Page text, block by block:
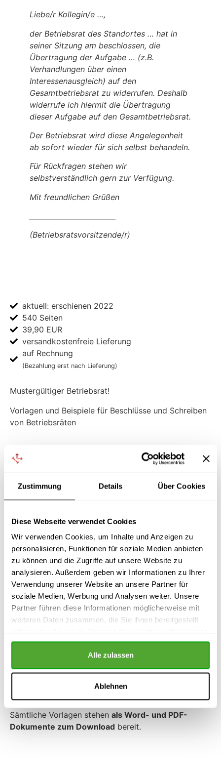
Zustimmung Details Über Cookies
Diese Webseite verwendet Cookies
Wir verwenden Cookies, um Inhalte und Anzeigen zu
personalisieren, Funktionen für soziale Medien anbieten
zu können und die Zugriffe auf unsere Website zu
analysieren. Außerdem geben wir Informationen zu Ihrer
Verwendung unserer Website an unsere Partner für
soziale Medien, Werbung und Analysen weiter. Unsere
Partner führen diese Informationen möglicherweise mit
weiteren Daten zusammen, die Sie ihnen bereitgestellt
gesammelt haben.
Alle zulassen
Ablehnen
Liebe/r Kollegin/e …,
der Betriebsrat des Standortes … hat in
seiner Sitzung am beschlossen, die
Übertragung der Aufgabe … (z.B.
Verhandlungen über einen
Interessenausgleich) auf den
Gesamtbetriebsrat zu widerrufen. Deshalb
widerrufe ich hiermit die Übertragung
dieser Aufgabe auf den Gesamtbetriebsrat.
Der Betriebsrat wird diese Angelegenheit
ab sofort wieder für sich selbst behandeln.
Für Rückfragen stehen wir
selbstverständlich gern zur Verfügung.
Mit freundlichen Grüßen
(Betriebsratsvorsitzende/r)
aktuell: erschienen 2022
540 Seiten
39,90 EUR
versandkostenfreie Lieferung
auf Rechnung
(Bezahlung erst nach Lieferung)
Mustergültiger Betriebsrat!
Vorlagen und Beispiele für Beschlüsse und Schreiben
von Betriebsräten
von Dr. jur. Henning Kluge
Betriebsratsarbeit besteht häufig aus Schreibarbeit.
Um diese zu erleichtern, finden Betriebsräte in
Betriebsrats.
Dieses Buch ist in verschiedene Themenbereiche
untergliedert, in denen die einzelnen Vorlagen zu
einem Thema sinnvoll zusammengefasst sind. Über
ein umfangreiches Paragrafenregister lassen sich
sämtliche Vorlagen zu einer bestimmten Vorschrift
aus dem Betriebsverfassungsgesetz schnell und
Aspekte erläutert. Zu vielen Vorlagen finden sich
außerdem Beispiele, die deutlich machen, wie die
Umsetzung einer Vorlage in der Praxis aussehen
könnte.
Sämtliche Vorlagen stehen als Word- und PDF-
Dokumente zum Download bereit.